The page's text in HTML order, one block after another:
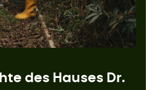
des Hauses Dr.